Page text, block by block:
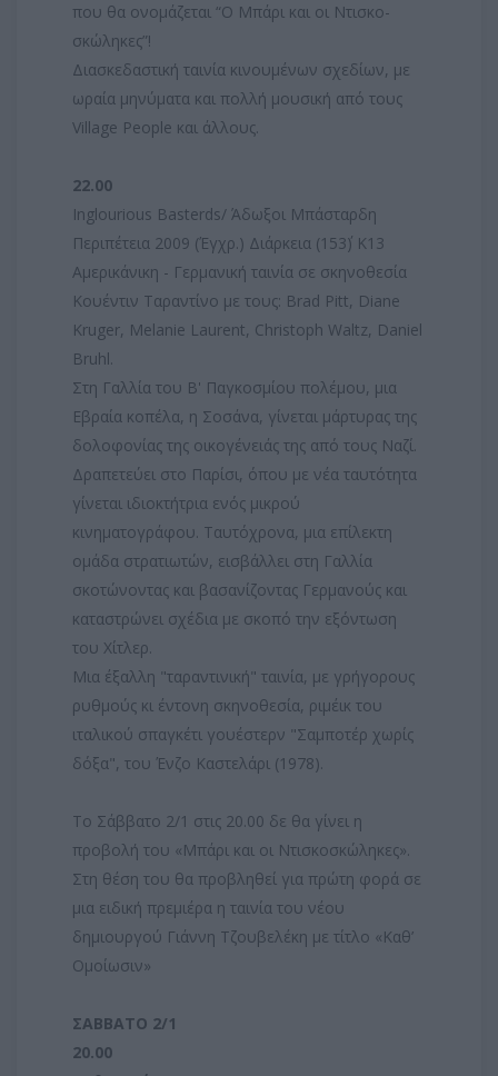
που θα ονομάζεται “Ο Μπάρι και οι Ντισκο-
σκώληκες”!
Διασκεδαστική ταινία κινουμένων σχεδίων, με
ωραία μηνύματα και πολλή μουσική από τους
Village People και άλλους.
22.00
Ιnglourious Βasterds/ Άδωξοι Μπάσταρδη
Περιπέτεια 2009 (Έγχρ.) Διάρκεια (153΄) Κ13
Αμερικάνικη - Γερμανική ταινία σε σκηνοθεσία
Κουέντιν Ταραντίνο με τους: Brad Pitt, Diane
Kruger, Melanie Laurent, Christoph Waltz, Daniel
Bruhl.
Στη Γαλλία του Β' Παγκοσμίου πολέμου, μια
Εβραία κοπέλα, η Σοσάνα, γίνεται μάρτυρας της
δολοφονίας της οικογένειάς της από τους Ναζί.
Δραπετεύει στο Παρίσι, όπου με νέα ταυτότητα
γίνεται ιδιοκτήτρια ενός μικρού
κινηματογράφου. Ταυτόχρονα, μια επίλεκτη
ομάδα στρατιωτών, εισβάλλει στη Γαλλία
σκοτώνοντας και βασανίζοντας Γερμανούς και
καταστρώνει σχέδια με σκοπό την εξόντωση
του Χίτλερ.
Μια έξαλλη "ταραντινική" ταινία, με γρήγορους
ρυθμούς κι έντονη σκηνοθεσία, ριμέικ του
ιταλικού σπαγκέτι γουέστερν "Σαμποτέρ χωρίς
δόξα", του Ένζο Καστελάρι (1978).
Το Σάββατο 2/1 στις 20.00 δε θα γίνει η
προβολή του «Μπάρι και οι Ντισκοσκώληκες».
Στη θέση του θα προβληθεί για πρώτη φορά σε
μια ειδική πρεμιέρα η ταινία του νέου
δημιουργού Γιάννη Τζουβελέκη με τίτλο «Καθ’
Ομοίωσιν»
ΣΑΒΒΑΤΟ 2/1
20.00